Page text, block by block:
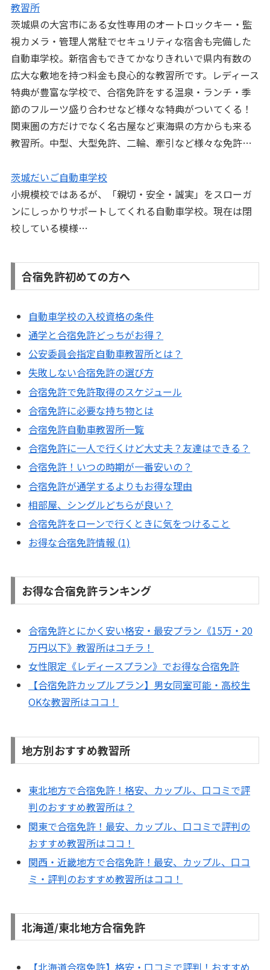
教習所
茨城県の大宮市にある女性専用のオートロックキー・監
視カメラ・管理人常駐でセキュリティな宿舎も完備した
自動車学校。新宿舎もできてかなりきれいで県内有数の
広大な敷地を持つ料金も良心的な教習所です。レディース
特典が豊富な学校で、合宿免許をする温泉・ランチ・季
節のフルーツ盛り合わせなど様々な特典がついてくる！
関東圏の方だけでなく名古屋など東海県の方からも来る
教習所。中型、大型免許、二輪、牽引など様々な免許…
茨城だいご自動車学校
小規模校ではあるが、「親切・安全・誠実」をスローガ
ンにしっかりサポートしてくれる自動車学校。現在は閉
校している模様…
合宿免許初めての方へ
自動車学校の入校資格の条件
通学と合宿免許どっちがお得？
公安委員会指定自動車教習所とは？
失敗しない合宿免許の選び方
合宿免許で免許取得のスケジュール
合宿免許に必要な持ち物とは
合宿免許自動車教習所一覧
合宿免許に一人で行くけど大丈夫？友達はできる？
合宿免許！いつの時期が一番安いの？
合宿免許が通学するよりもお得な理由
相部屋、シングルどちらが良い？
合宿免許をローンで行くときに気をつけること
お得な合宿免許情報 (1)
お得な合宿免許ランキング
合宿免許とにかく安い格安・最安プラン《15万・20
万円以下》教習所はコチラ！
女性限定《レディースプラン》でお得な合宿免許
【合宿免許カップルプラン】男女同室可能・高校生
OKな教習所はココ！
地方別おすすめ教習所
東北地方で合宿免許！格安、カップル、口コミで評
判のおすすめ教習所は？
関東で合宿免許！最安、カップル、口コミで評判の
おすすめ教習所はココ！
関西・近畿地方で合宿免許！最安、カップル、口コ
ミ・評判のおすすめ教習所はココ！
北海道/東北地方合宿免許
【北海道合宿免許】格安・口コミで評判！おすすめ